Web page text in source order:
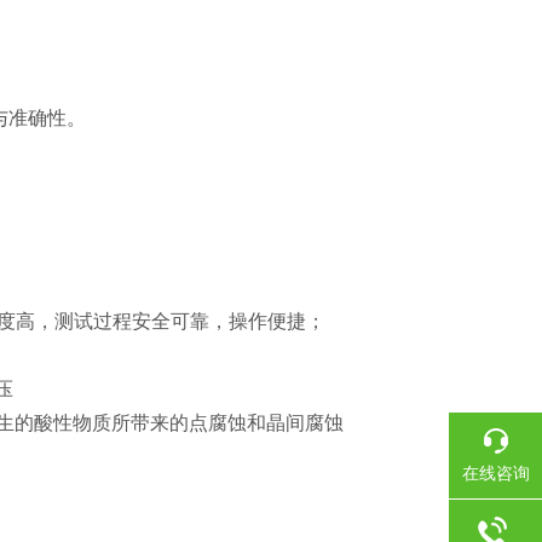
确性。
高，测试过程安全可靠，操作便捷；
的酸性物质所带来的点腐蚀和晶间腐蚀
在线咨询